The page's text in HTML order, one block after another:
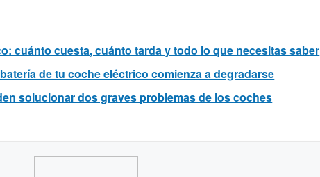
cuánto cuesta, cuánto tarda y todo lo que necesitas saber
de tu coche eléctrico comienza a degradarse
solucionar dos graves problemas de los coches